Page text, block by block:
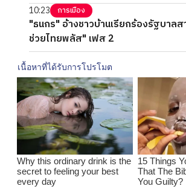
10:23 การเมือง
"ธนกร" อ้างชาวบ้านเรียกร้องรัฐบาล
ช่วยไทยพลัส" เฟส 2